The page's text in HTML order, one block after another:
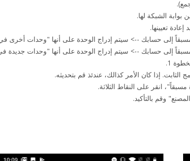
بوابة الشبكة لها.
تعيينها.
إلى حسابك --> سيتم إدراج الوحدة على أنها "وحدات أخرى في
إلى حسابك --> سيتم إدراج الوحدة على أنها "وحدات جديدة
1.
الثابت. إذا كان الأمر كذالك، عندئذ قم بتحديثه.
انقر على النقاط الثلاثة.
وقم بالتأكيد.